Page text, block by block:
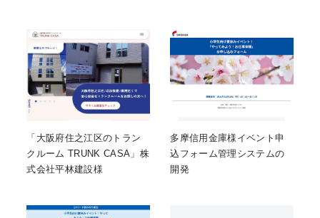
「大阪府住之江区のトラン
クルーム TRUNK CASA」株
式会社平林建設様
多摩信用金庫様イベント申
込フォーム管理システムの
開発